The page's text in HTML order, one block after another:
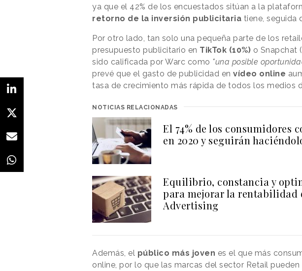
ya que el 42% de los encuestados sitúan a la
retorno de la inversión publicitaria tiene, seguida
Por otro lado, tan solo una pequeña parte de los
presupuesto publicitario en TikTok (10%) o Snapchat
sido calificada por Warc como "una posible
prevé que el gasto de publicidad en vídeo online
tasa de crecimiento más rápida de todos los medios
NOTICIAS RELACIONADAS
El 74% de los consumidores
en 2020 y seguirán
Equilibrio, constancia y
para mejorar la rentabilidad
Advertising
Además, el público más joven es el que más
online, por lo que las marcas del sector Retail